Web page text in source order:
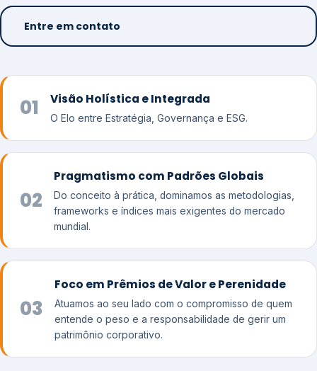
Entre em contato
01 Visão Holística e Integrada
O Elo entre Estratégia, Governança e ESG.
02
Pragmatismo com Padrões Globais
Do conceito à prática, dominamos as metodologias,
frameworks e índices mais exigentes do mercado
mundial.
03
Foco em Prêmios de Valor e Perenidade
Atuamos ao seu lado com o compromisso de quem
entende o peso e a responsabilidade de gerir um
patrimônio corporativo.